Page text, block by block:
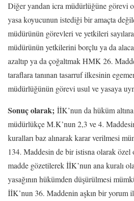
Diğer yandan icra müdürlüğüne görevi
yasa koyucunun istediği bir amaçta
müdürünün görevleri ve yetkileri
müdürünün yetkilerini borçlu ya da
azaltıp ya da çoğaltmak HMK 26.
taraflara tanınan tasarruf ilkesinin
müdürlüğünün görevi usul ve yasaya
Sonuç olarak; İİK’nun da hüküm
müdürlükçe M.K’nun 2,3 ve 4.
kuralları baz alınarak karar verilmesi
134. Maddesin de bir istisna olarak
madde gözetilerek İİK’nun ana kuralı
yasağının hükümden düşürülmesi
İİK’nun 36. Maddenin aşkın bir yorum